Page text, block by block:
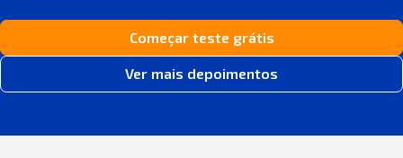
Começar teste grátis
Ver mais depoimentos